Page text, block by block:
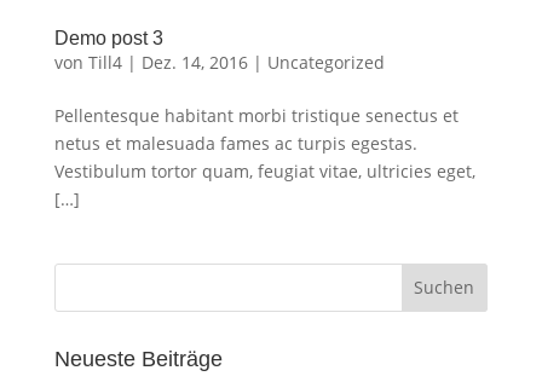
Demo post 3
von Till4| Dez. 14, 2016| Uncategorized
Pellentesque habitant morbi tristique senectus et
netus et malesuada fames ac turpis egestas.
Vestibulum tortor quam, feugiat vitae, ultricies eget,
[…]
Neueste Beiträge